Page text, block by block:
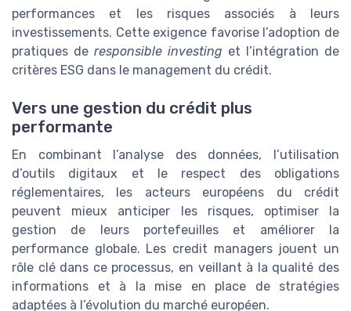
performances et les risques associés à leurs
investissements. Cette exigence favorise l’adoption de
pratiques de responsible investing et l’intégration de
critères ESG dans le management du crédit.
Vers une gestion du crédit plus
performante
En combinant l’analyse des données, l’utilisation
d’outils digitaux et le respect des obligations
réglementaires, les acteurs européens du crédit
peuvent mieux anticiper les risques, optimiser la
gestion de leurs portefeuilles et améliorer la
performance globale. Les credit managers jouent un
rôle clé dans ce processus, en veillant à la qualité des
informations et à la mise en place de stratégies
adaptées à l’évolution du marché européen.